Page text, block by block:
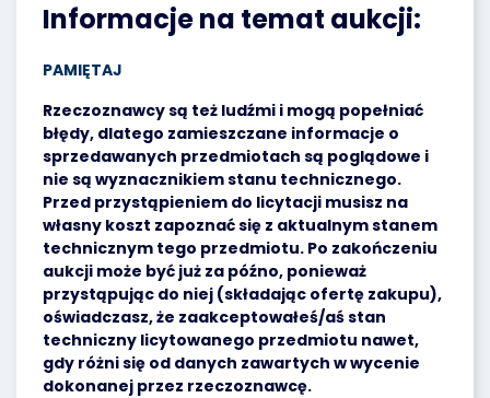
Informacje na temat aukcji:
PAMIĘTAJ
Rzeczoznawcy są też ludźmi i mogą popełniać
błędy, dlatego zamieszczane informacje o
sprzedawanych przedmiotach są poglądowe i
nie są wyznacznikiem stanu technicznego.
Przed przystąpieniem do licytacji musisz na
własny koszt zapoznać się z aktualnym stanem
technicznym tego przedmiotu. Po zakończeniu
aukcji może być już za późno, ponieważ
przystąpując do niej (składając ofertę zakupu),
oświadczasz, że zaakceptowałeś/aś stan
techniczny licytowanego przedmiotu nawet,
gdy różni się od danych zawartych w wycenie
dokonanej przez rzeczoznawcę.